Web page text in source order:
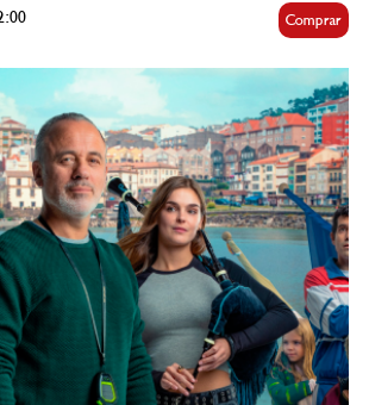
Comprar